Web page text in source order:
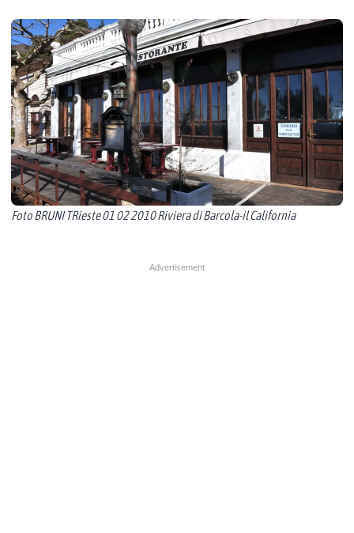
Foto BRUNI TRieste 01 02 2010 Riviera di Barcola-il California